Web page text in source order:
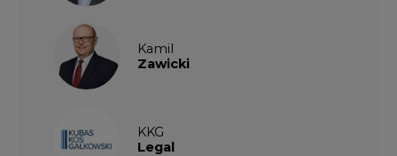
Kamil
Zawicki
KKG
Legal